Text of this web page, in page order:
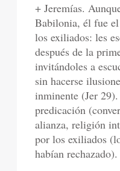
+ Jeremías.
Babilonia, él fue
los exiliados: les
después de la
invitándoles a
sin hacerse
inminente (Jer
predicación
alianza, religión
por los exiliados
habían rechazado).